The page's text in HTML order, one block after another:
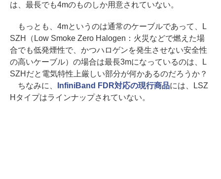
は、最長でも4mのものしか用意されていない。
もっとも、4mというのは通常のケーブルであって、L
SZH（Low Smoke Zero Halogen：火災などで燃えた場
合でも低発煙性で、かつハロゲンを発生させない安全性
の高いケーブル）の場合は最長3mになっているのは、L
SZHだと電気特性上厳しい部分が何かあるのだろうか？
ちなみに、
InfiniBand FDR対応の現行商品には、LSZ
Hタイプはラインナップされていない。